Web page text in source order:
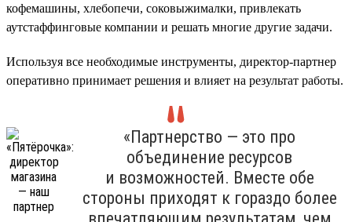
кофемашины, хлебопечи, соковыжималки, привлекать
аутстаффинговые компании и решать многие другие задачи.
Используя все необходимые инструменты, директор-партнер
оперативно принимает решения и влияет на результат работы.
«Партнерство — это про
объединение ресурсов
и возможностей. Вместе обе
стороны приходят к гораздо более
впечатляющим результатам, чем